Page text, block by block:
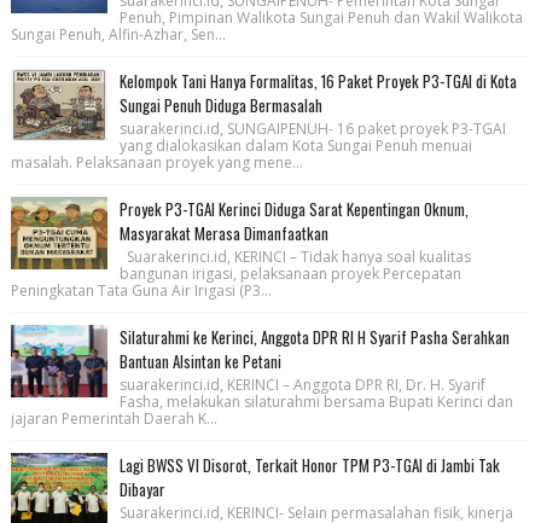
Penuh, Pimpinan Walikota Sungai Penuh dan Wakil Walikota
Sungai Penuh, Alfin-Azhar, Sen...
Kelompok Tani Hanya Formalitas, 16 Paket Proyek P3-TGAI di Kota
Sungai Penuh Diduga Bermasalah
suarakerinci.id, SUNGAIPENUH- 16 paket proyek P3-TGAI
yang dialokasikan dalam Kota Sungai Penuh menuai
masalah. Pelaksanaan proyek yang mene...
Proyek P3-TGAI Kerinci Diduga Sarat Kepentingan Oknum,
Masyarakat Merasa Dimanfaatkan
Suarakerinci.id, KERINCI – Tidak hanya soal kualitas
bangunan irigasi, pelaksanaan proyek Percepatan
Peningkatan Tata Guna Air Irigasi (P3...
Silaturahmi ke Kerinci, Anggota DPR RI H Syarif Pasha Serahkan
Bantuan Alsintan ke Petani
suarakerinci.id, KERINCI – Anggota DPR RI, Dr. H. Syarif
Fasha, melakukan silaturahmi bersama Bupati Kerinci dan
jajaran Pemerintah Daerah K...
Lagi BWSS VI Disorot, Terkait Honor TPM P3-TGAI di Jambi Tak
Dibayar
Suarakerinci.id, KERINCI- Selain permasalahan fisik, kinerja